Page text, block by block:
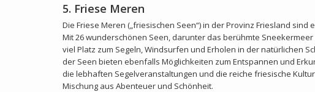
5. Friese Meren
Die Friese Meren („friesischen Seen“) in der Provinz Friesland
Mit 26 wunderschönen Seen, darunter das berühmte
viel Platz zum Segeln, Windsurfen und Erholen in der natürlichen
der Seen bieten ebenfalls Möglichkeiten zum Entspannen und
die lebhaften Segelveranstaltungen und die reiche friesische
Mischung aus Abenteuer und Schönheit.